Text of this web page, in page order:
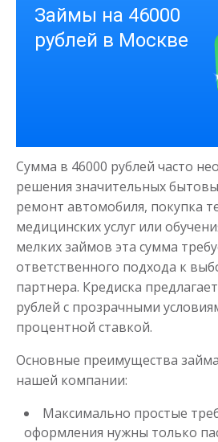
Срок
Моментальный займ
Сумма
Сумма в 46000 рублей часто
решения значительных
ремонт автомобиля, покупка
медицинских услуг или
мелких займов эта сумма
ответственного подхода к
партнера. Кредиска
рублей с прозрачными
процентной ставкой.
Основные преимущества
нашей компании:
Максимально простые
оформления нужны только